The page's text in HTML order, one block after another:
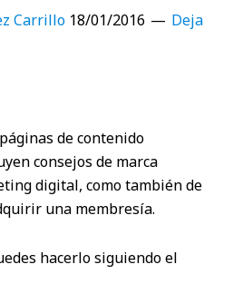
Carrillo 18/01/2016
Deja
de contenido
consejos de marca
digital, como también de
una membresía.
hacerlo siguiendo el